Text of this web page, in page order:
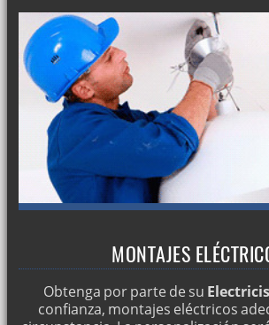
MONTAJES
Obtenga por parte de su
confianza, montajes eléctricos